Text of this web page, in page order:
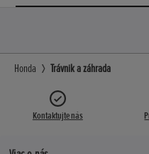
Honda Trávnik a záhrada
Kontaktujte nás